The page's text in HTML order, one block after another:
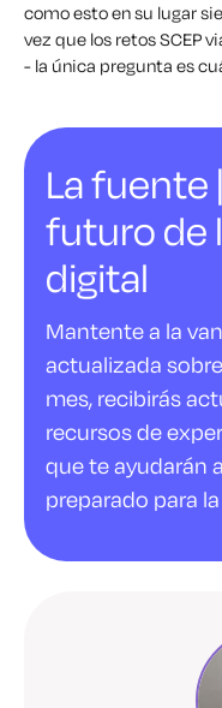
como esto en su lugar
vez que los retos SCEP
- la única pregunta es
La fuente
futuro de
digital
Mantente a la
actualizada
mes, recibirás
recursos de
que te ayudarán
preparado para